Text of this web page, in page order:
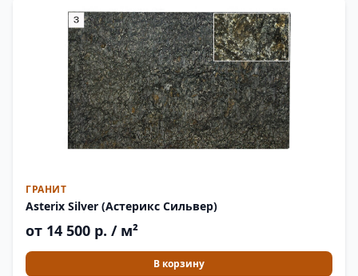
ГРАНИТ
Asterix Silver (Астерикс Сильвер)
от 14 500 р. / м²
В корзину